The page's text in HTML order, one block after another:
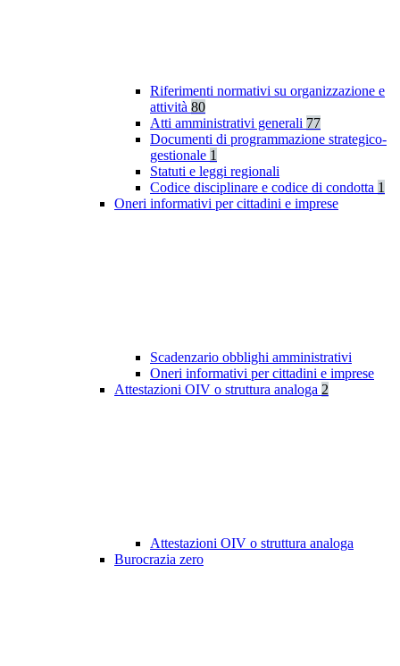
Riferimenti normativi su organizzazione e
attività 80
Atti amministrativi generali 77
Documenti di programmazione strategico-
gestionale 1
Statuti e leggi regionali
Codice disciplinare e codice di condotta 1
Oneri informativi per cittadini e imprese
Scadenzario obblighi amministrativi
Oneri informativi per cittadini e imprese
Attestazioni OIV o struttura analoga 2
Attestazioni OIV o struttura analoga
Burocrazia zero